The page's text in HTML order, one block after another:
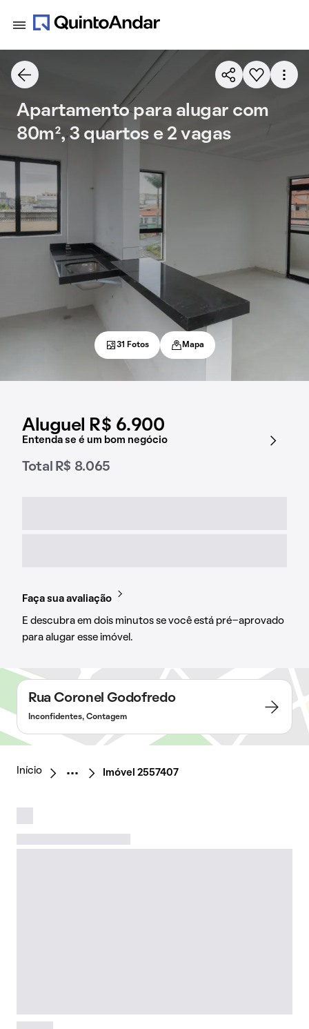
Aluguel R$ 6.900
Entenda se é um bom negócio
Total R$ 8.065
Faça sua avaliação
E descubra em dois minutos se você está pré-aprovado
para alugar esse imóvel.
Apartamento para alugar com
80m², 3 quartos e 2 vagas
31 Fotos Mapa
Rua Coronel Godofredo
Inconfidentes, Contagem
Início Imóvel 2557407